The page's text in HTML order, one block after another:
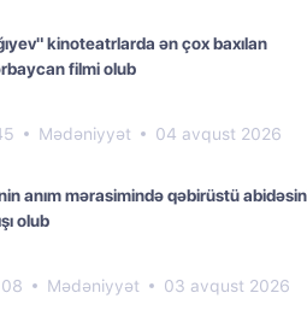
kinoteatrlarda ən çox baxılan
filmi olub
Mədəniyyət 04 avqust 2026
anım mərasimində qəbirüstü
olub
Mədəniyyət 03 avqust 2026